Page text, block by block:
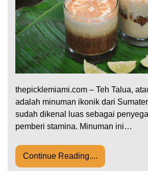
thepicklemiami.com – Teh Talua,
adalah minuman ikonik dari
sudah dikenal luas sebagai
pemberi stamina. Minuman ini…
Continue Reading....